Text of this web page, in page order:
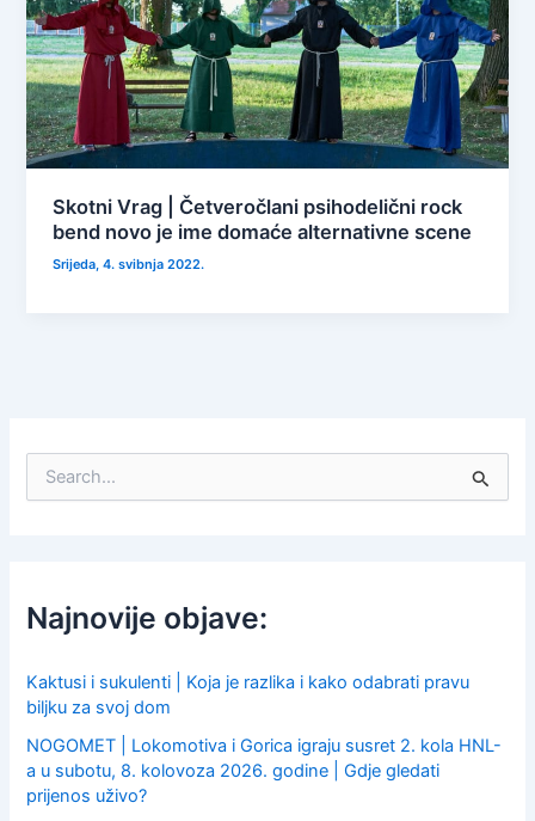
Skotni Vrag | Četveročlani psihodelični rock
bend novo je ime domaće alternativne scene
Srijeda, 4. svibnja 2022.
f
o
:
Najnovije objave:
Kaktusi i sukulenti | Koja je razlika i kako odabrati pravu
biljku za svoj dom
NOGOMET | Lokomotiva i Gorica igraju susret 2. kola HNL-
a u subotu, 8. kolovoza 2026. godine | Gdje gledati
prijenos uživo?